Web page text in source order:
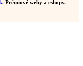
. Prémiové weby a eshopy.